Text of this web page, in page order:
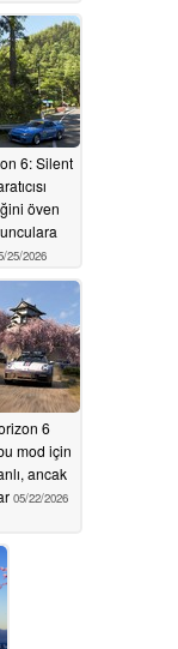
6: Silent
öven
25/2026
6
mod için
ancak
05/22/2026